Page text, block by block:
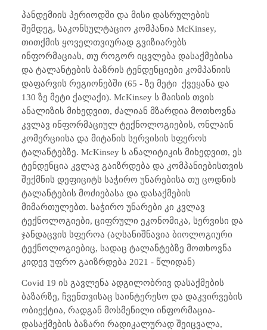
პანდემიის პერიოდში და მისი დასრულების
შემდეგ, საკონსულტაციო კომპანია McKinsey,
თითქმის ყოველთვიურად გვიზიარებს
ინფორმაციას, თუ როგორ იცვლება დასაქმებისა
და ტალანტების ბაზრის ტენდენციები კომპანიის
დაფარვის რეგიონებში (65 - ზე მეტი ქვეყანა და
130 ზე მეტი ქალაქი). McKinsey ს მაისის თვის
ანალიზის მიხედვით, ძალიან მზარდია მოთხოვნა
კვლავ ინფორმაციულ ტექნოლოგიების, ონლაინ
კომერციისა და მიტანის სერვისის სფეროს
ტალანტებზე. McKinsey ს ანალიტიკის მიხედვით, ეს
ტენდენცია კვლავ გაიზრდება და კომპანიებისთვის
შექმნის დეფიციტს საჭირო უნარებისა თუ ცოდნის
ტალანტების მოძიებასა და დასაქმების
მიმართულებთ. საჭირო უნარები კი კვლავ
ტექნოლოგიები, ციფრული ეკონომიკა, სერვისი და
ჯანდაცვის სფეროა (აღსანიშნავია ბიოლოგიური
ტექნოლოგიებიც, სადაც ტალანტებზე მოთხოვნა
კიდევ უფრო გაიზრდება 2021 - წლიდან)
Covid 19 ის გავლენა ადგილობრივ დასაქმების
ბაზარზე, ჩვენთვისაც საინტერესო და დაკვირვების
ობიექტია, რადგან მოსმენილი ინფორმაცია-
დასაქმების ბაზარი რადიკალურად შეიცვალა,